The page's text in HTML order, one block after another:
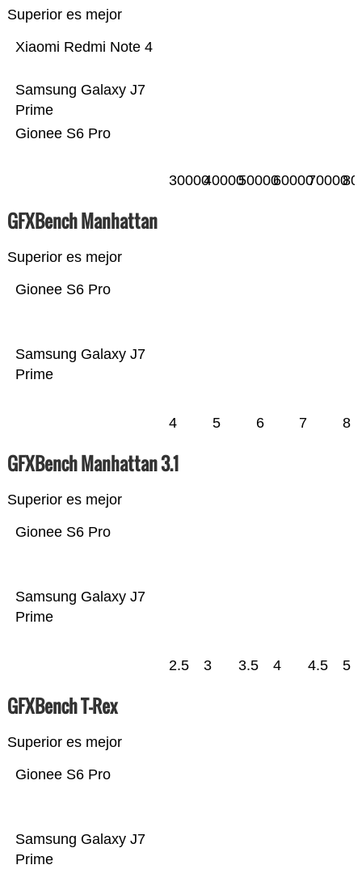
Superior es mejor
Gionee S6 Pro
Samsung Galaxy J7
Prime
Xiaomi Redmi Note 4
3000040000500006000070000
GFXBench Manhattan
Superior es mejor
Samsung Galaxy J7
Prime
Gionee S6 Pro
4 5 6 7 8
GFXBench Manhattan 3.1
Superior es mejor
Samsung Galaxy J7
Prime
Gionee S6 Pro
2.5 3 3.5 4 4.5 5
GFXBench T-Rex
Superior es mejor
Samsung Galaxy J7
Prime
Gionee S6 Pro